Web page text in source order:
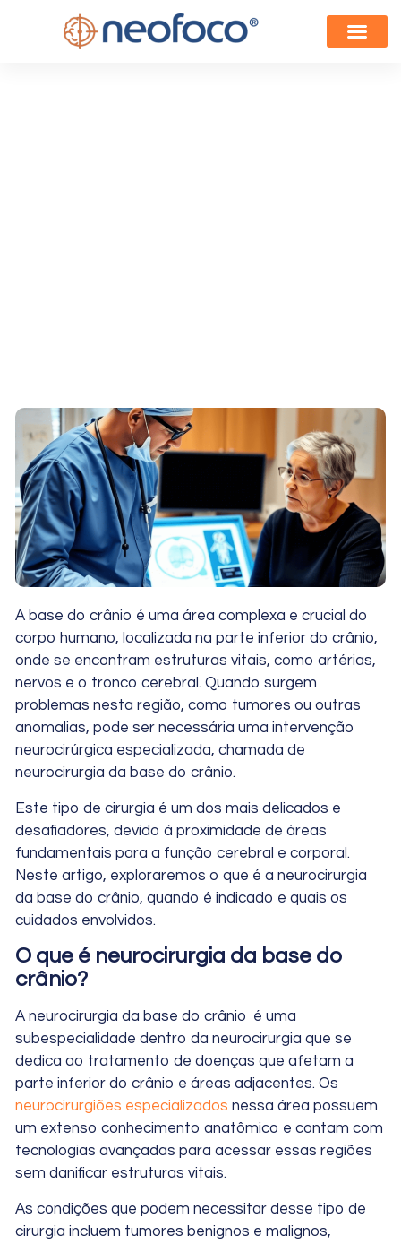
A base do crânio é uma área complexa e crucial do
corpo humano, localizada na parte inferior do crânio,
onde se encontram estruturas vitais, como artérias,
nervos e o tronco cerebral. Quando surgem
problemas nesta região, como tumores ou outras
anomalias, pode ser necessária uma intervenção
neurocirúrgica especializada, chamada de
neurocirurgia da base do crânio.
Este tipo de cirurgia é um dos mais delicados e
desafiadores, devido à proximidade de áreas
fundamentais para a função cerebral e corporal.
Neste artigo, exploraremos o que é a neurocirurgia
da base do crânio, quando é indicado e quais os
cuidados envolvidos.
O que é neurocirurgia da base do
crânio?
A neurocirurgia da base do crânio é uma
subespecialidade dentro da neurocirurgia que se
dedica ao tratamento de doenças que afetam a
parte inferior do crânio e áreas adjacentes. Os
neurocirurgiões especializados nessa área possuem
um extenso conhecimento anatômico e contam com
tecnologias avançadas para acessar essas regiões
sem danificar estruturas vitais.
As condições que podem necessitar desse tipo de
cirurgia incluem tumores benignos e malignos,